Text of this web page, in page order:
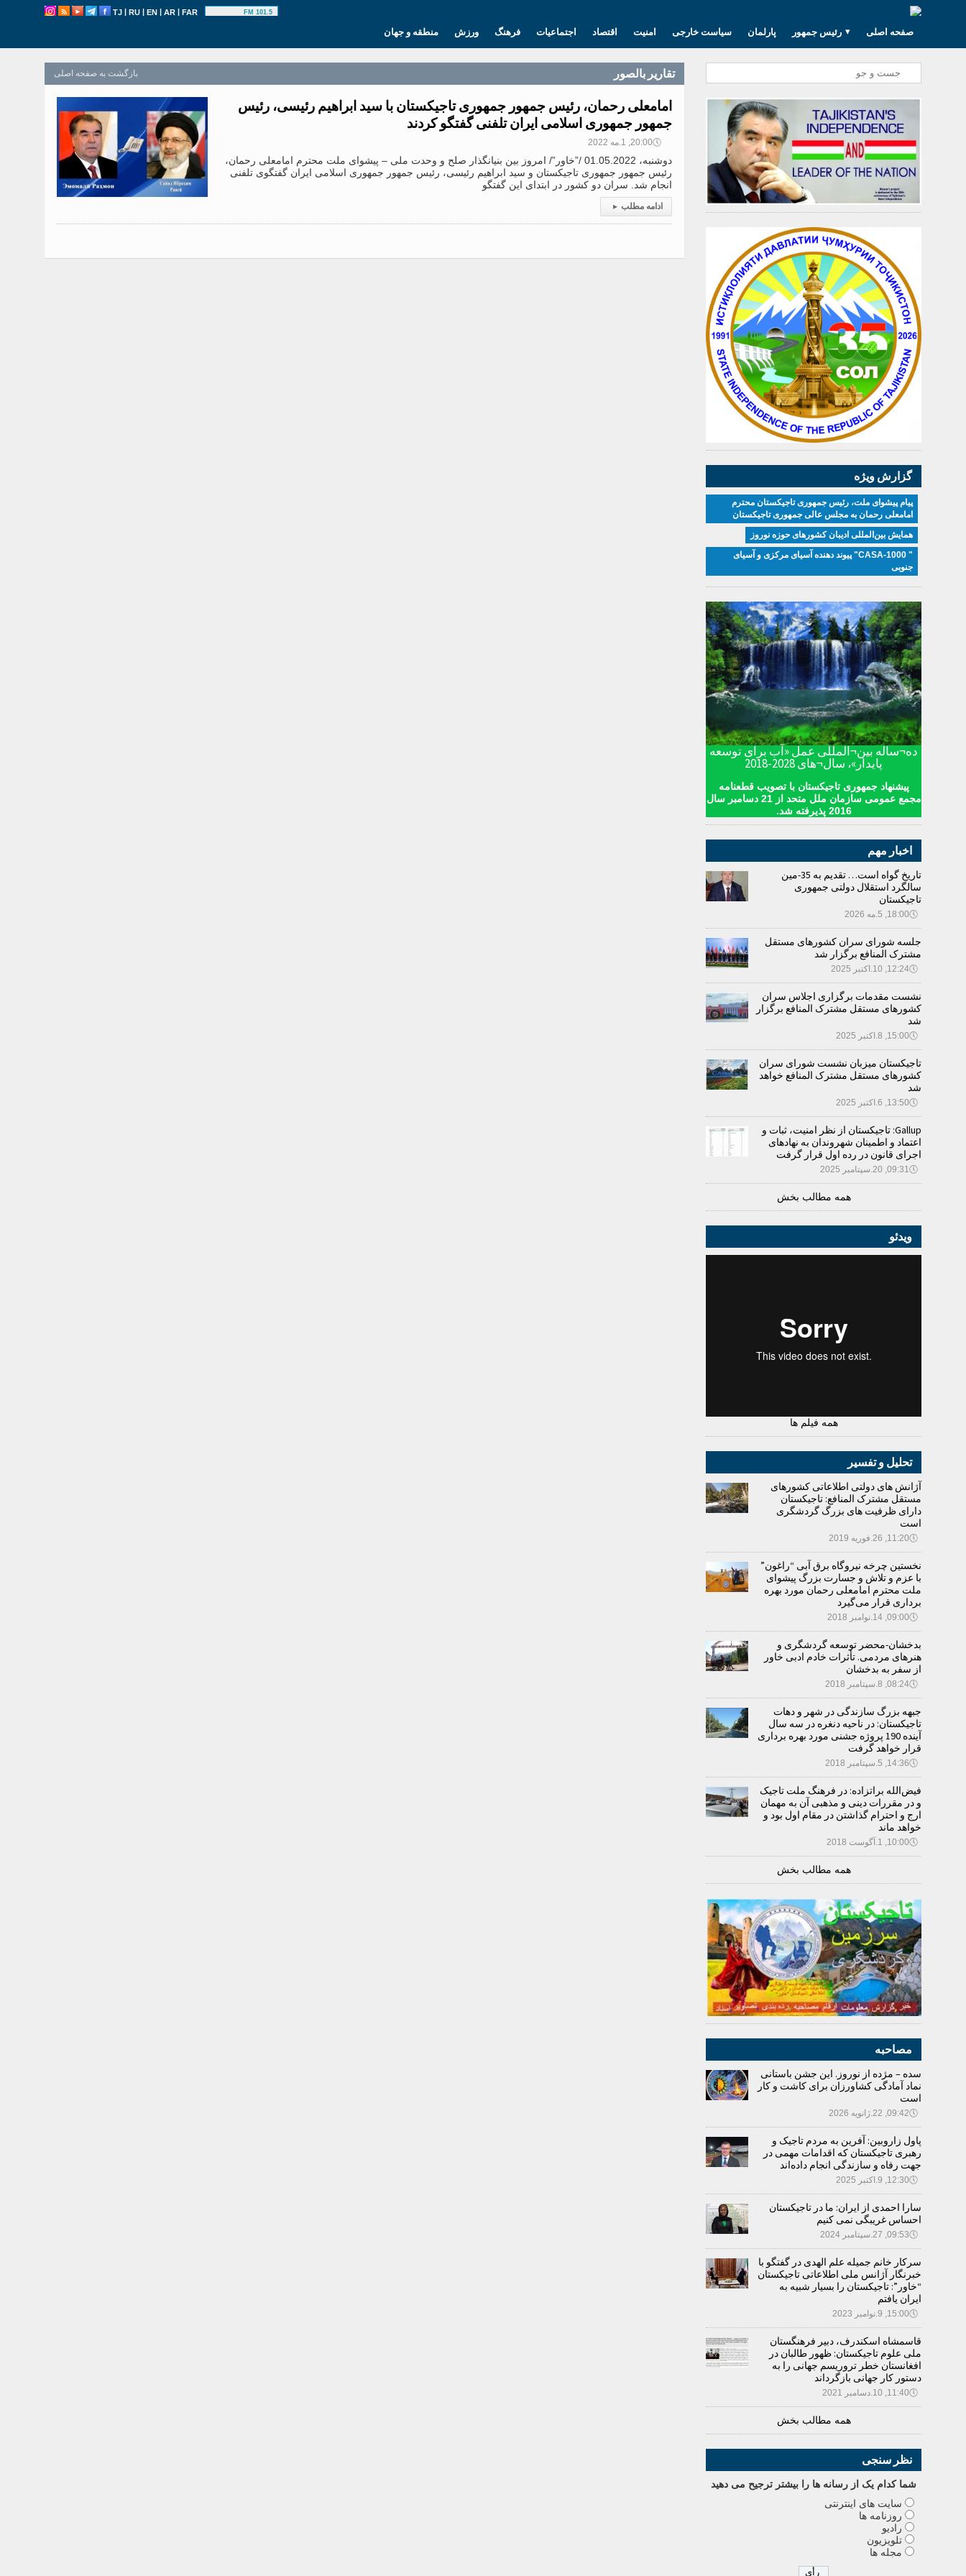
TJ | RU | EN | AR | FAR 101.5 FM
منطقه و جهان ورزش فرهنگ اجتماعیات اقتصاد امنیت سیاست خارجی پارلمان رئیس جمهور صفحه اصلی
بازگشت به صفحه اصلی تقارير بالصور
امامعلی رحمان، رئیس جمهور جمهوری تاجیکستان با سید ابراهیم رئیسی، رئیس
جمهور جمهوری اسلامی ایران تلفنی گفتگو کردند
🕔20:00, 1.مه 2022
دوشنبه، 01.05.2022 /”خاور”/ امروز بین بنیانگذار صلح و وحدت ملی – پیشوای ملت محترم امامعلی رحمان،
رئیس جمهور جمهوری تاجیکستان و سید ابراهیم رئیسی، رئیس جمهور جمهوری اسلامی ایران گفتگوی تلفنی
انجام شد. سران دو کشور در ابتدای این گفتگو
ادامه مطلب ▸
گزارش ویژه
پیام پیشوای ملت، رئیس جمهوری تاجیکستان محترم
امامعلی رحمان به مجلس عالی جمهوری تاجیکستان
همایش بین‌المللی ادیبان کشور‌های حوزه نوروز
" CASA-1000" پیوند دهنده آسیای مرکزی و آسیای
جنوبی
ده¬ساله بین¬المللی عمل «آب برای توسعه
پایدار»، سال¬های 2028-2018
پیشنهاد جمهوری تاجیکستان با تصویب قطعنامه
مجمع عمومی سازمان ملل متحد از 21 دسامبر سال
2016 پذیرفته شد.
اخبار مهم
تاریخ گواه است… تقدیم به 35-مین
سالگرد استقلال دولتی جمهوری
تاجیکستان
🕔18:00, 5.مه 2026
جلسه شورای سران کشورهای مستقل
مشترک المنافع برگزار شد
🕔12:24, 10.اکتبر 2025
نشست مقدمات برگزاری اجلاس سران
کشورهای مستقل مشترک المنافع برگزار
شد
🕔15:00, 8.اکتبر 2025
تاجیکستان میزبان نشست شورای سران
کشورهای مستقل مشترک المنافع خواهد
شد
🕔13:50, 6.اکتبر 2025
Gallup: تاجیکستان از نظر امنیت، ثبات و
اعتماد و اطمینان شهروندان به نهادهای
اجرای قانون در رده اول قرار گرفت
🕔09:31, 20.سپتامبر 2025
همه مطالب بخش
ویدئو
همه فیلم ها
تحلیل و تفسیر
آژانش های دولتی اطلاعاتی کشورهای
مستقل مشترک المنافع: تاجیکستان
دارای ظرفیت های بزرگ گردشگری
است
🕔11:20, 26.فوریه 2019
نخستین چرخه نیروگاه برق آبی “راغون”
با عزم و تلاش و جسارت بزرگ پیشوای
ملت محترم امامعلی رحمان مورد بهره
برداری قرار می‌گیرد
🕔09:00, 14.نوامبر 2018
بدخشان-محضر توسعه گردشگری و
هنرهای مردمی. تأثرات خادم ادبی خاور
از سفر به بدخشان
🕔08:24, 8.سپتامبر 2018
جبهه بزرگ سازندگی در شهر و دهات
تاجیکستان: در ناحیه دنغره در سه سال
آینده 190 پروژه جشنی مورد بهره برداری
قرار خواهد گرفت
🕔14:36, 5.سپتامبر 2018
فیض‌الله براتزاده: در فرهنگ ملت تاجیک
و در مقررات دینی و مذهبی آن به مهمان
ارج و احترام گذاشتن در مقام اول بود و
خواهد ماند
🕔10:00, 1.آگوست 2018
همه مطالب بخش
مصاحبه
سده – مژده از نوروز. این جشن باستانی
نماد آمادگی کشاورزان برای کاشت و کار
است
🕔09:42, 22.ژانویه 2026
پاول زاروبین: آفرین به مردم تاجیک و
رهبری تاجیکستان که اقدامات مهمی در
جهت رفاه و سازندگی انجام داده‌اند
🕔12:30, 9.اکتبر 2025
سارا احمدی از ایران: ما در تاجیکستان
احساس غریبگی نمی کنیم
🕔09:53, 27.سپتامبر 2024
سرکار خانم جمیله علم الهدی در گفتگو با
خبرنگار آژانس ملی اطلاعاتی تاجیکستان
“خاور”: تاجیکستان را بسیار شبیه به
ایران یافتم
🕔15:00, 9.نوامبر 2023
قاسمشاه اسکندرف، دبیر فرهنگستان
ملی علوم تاجیکستان: ظهور طالبان در
افغانستان خطر تروریسم جهانی را به
دستور کار جهانی بازگرداند
🕔11:40, 10.دسامبر 2021
همه مطالب بخش
نظر سنجی
شما کدام يک از رسانه ها را بيشتر ترجيح می دهيد
سایت های اینترنتی
روزنامه ها
رادیو
تلویزیون
مجله ها